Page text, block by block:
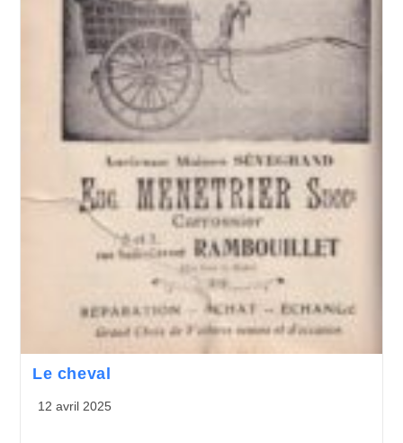
Le cheval
12 avril 2025